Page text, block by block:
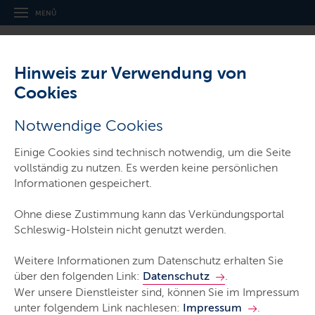
Hinweis zur Verwendung von
Cookies
Notwendige Cookies
Einige Cookies sind technisch notwendig, um die Seite
vollständig zu nutzen. Es werden keine persönlichen
Informationen gespeichert.
Ohne diese Zustimmung kann das Verkündungsportal
Schleswig-Holstein nicht genutzt werden.
Weitere Informationen zum Datenschutz erhalten Sie
über den folgenden Link: Datenschutz
.
Wer unsere Dienstleister sind, können Sie im Impressum
unter folgendem Link nachlesen: Impressum
.
Navigation
und
Hauptnavigation
MENÜ
Beschluss über den Wahltag für die
Landtagswahl 2027
GVOBl. Schl.-H. 2026/36 vom 17. April 2026
Ausfertigungsdatum:
9. April 2026
Veröffentlichungsdatum: 17. April 2026